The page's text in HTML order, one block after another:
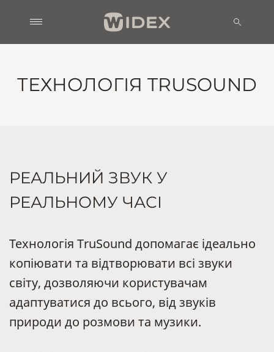
ТЕХНОЛОГІЯ TRUSOUND
РЕАЛЬНИЙ ЗВУК У
РЕАЛЬНОМУ ЧАСІ
Технологія TruSound допомагає ідеально
копіювати та відтворювати всі звуки
світу, дозволяючи користувачам
адаптуватися до всього, від звуків
природи до розмови та музики.